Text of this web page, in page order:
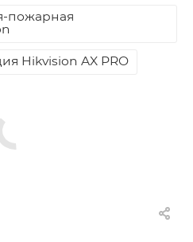
пожарная
Hikvision AX PRO